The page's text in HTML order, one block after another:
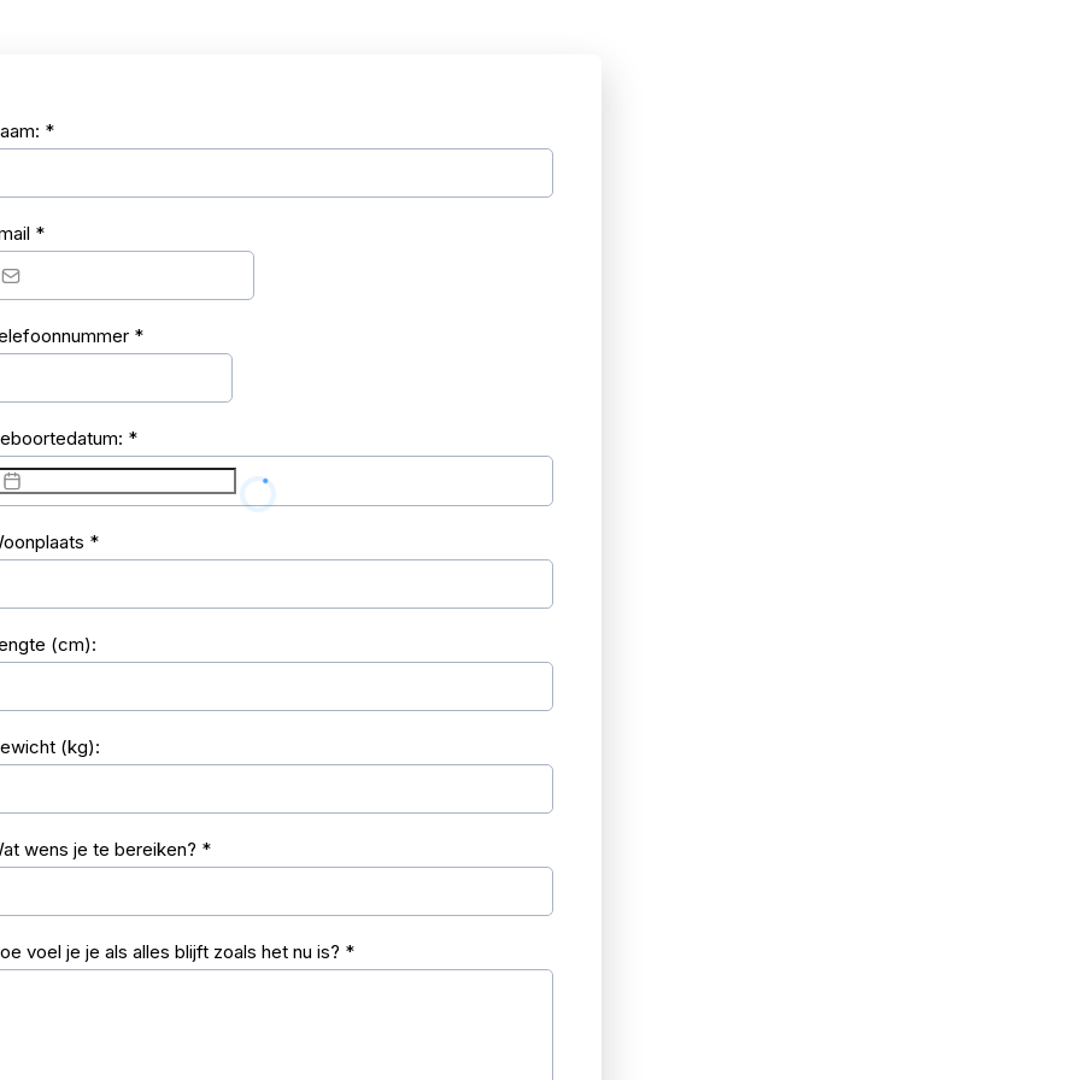
*
*
*
*
*
(cm):
(kg):
wens je te bereiken? *
voel je je als alles blijft zoals het nu is? *